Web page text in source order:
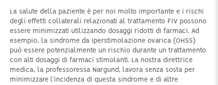
La salute della paziente è per noi molto importante e i rischi
degli effetti collaterali relazionati al trattamento FIV possono
essere minimizzati utilizzando dosaggi ridotti di farmaci. Ad
esempio, la sindrome da iperstimolazione ovarica (OHSS)
può essere potenzialmente un rischio durante un trattamento
con alti dosaggi di farmaci stimolanti. La nostra direttrice
medica, la professoressa Nargund, lavora senza sosta per
minimizzare l’incidenza di questa sindrome e di altre